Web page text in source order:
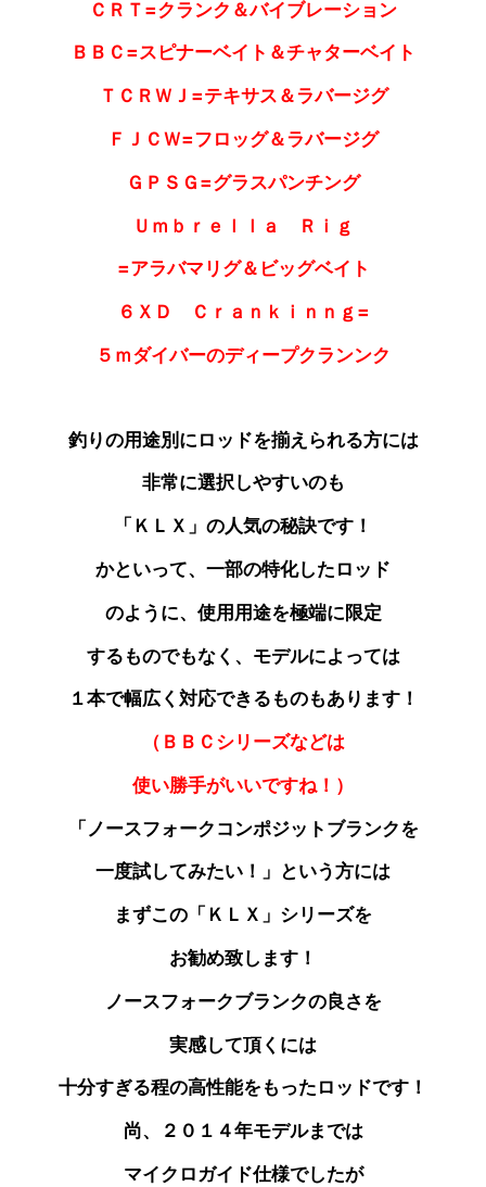
ＣＲＴ=クランク＆バイブレーション
ＢＢＣ=スピナーベイト＆チャターベイト
ＴＣＲＷＪ=テキサス＆ラバージグ
ＦＪＣＷ=フロッグ＆ラバージグ
ＧＰＳＧ=グラスパンチング
Ｕｍｂｒｅｌｌａ Ｒｉｇ
=アラバマリグ＆ビッグベイト
６ＸＤ Ｃｒａｎｋｉｎｎｇ=
５ｍダイバーのディープクランンク
釣りの用途別にロッドを揃えられる方には
非常に選択しやすいのも
「ＫＬＸ」の人気の秘訣です！
かといって、一部の特化したロッド
のように、使用用途を極端に限定
するものでもなく、モデルによっては
１本で幅広く対応できるものもあります！
（ＢＢＣシリーズなどは
使い勝手がいいですね！）
「ノースフォークコンポジットブランクを
一度試してみたい！」という方には
まずこの「ＫＬＸ」シリーズを
お勧め致します！
ノースフォークブランクの良さを
実感して頂くには
十分すぎる程の高性能をもったロッドです！
尚、２０１４年モデルまでは
マイクロガイド仕様でしたが